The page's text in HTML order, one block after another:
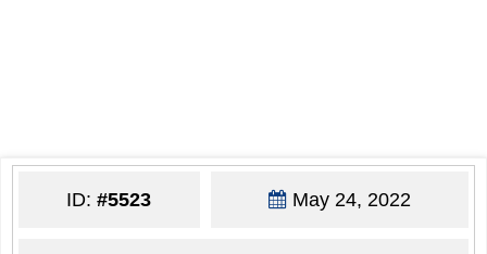
ID:#5523 May 24, 2022